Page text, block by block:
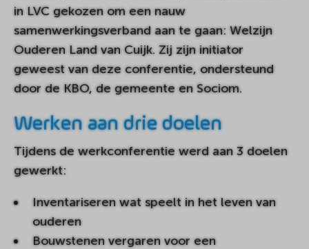
in LVC gekozen om een nauw
samenwerkingsverband aan te gaan: Welzijn
Ouderen Land van Cuijk. Zij zijn initiator
geweest van deze conferentie, ondersteund
door de KBO, de gemeente en Sociom.
Werken aan drie doelen
Tijdens de werkconferentie werd aan 3 doelen
gewerkt:
Inventariseren wat speelt in het leven van
ouderen
Bouwstenen vergaren voor een